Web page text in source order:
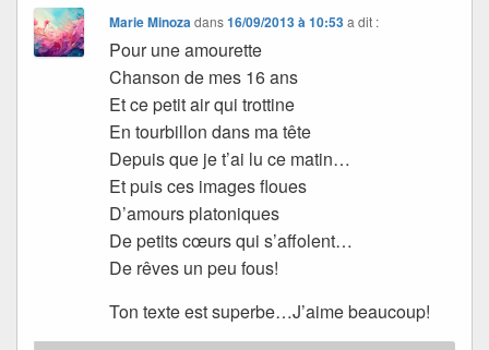
Marie Minoza dans16/09/2013 à 10:53 a dit :
Pour une amourette
Chanson de mes 16 ans
Et ce petit air qui trottine
En tourbillon dans ma tête
Depuis que je t’ai lu ce matin…
Et puis ces images floues
D’amours platoniques
De petits cœurs qui s’affolent…
De rêves un peu fous!
Ton texte est superbe…J’aime beaucoup!